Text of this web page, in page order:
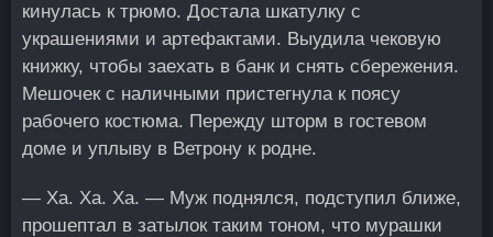
кинулась к трюмо. Достала шкатулку с
украшениями и артефактами. Выудила чековую
книжку, чтобы заехать в банк и снять сбережения.
Мешочек с наличными пристегнула к поясу
рабочего костюма. Пережду шторм в гостевом
доме и уплыву в Ветрону к родне.
— Ха. Ха. Ха. — Муж поднялся, подступил ближе,
прошептал в затылок таким тоном, что мурашки